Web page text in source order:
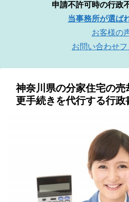
申請不許可時の行政
当事務所が選ば
お客様の
お問い合わせフ
神奈川県の分家住宅の
更手続きを代行する行政